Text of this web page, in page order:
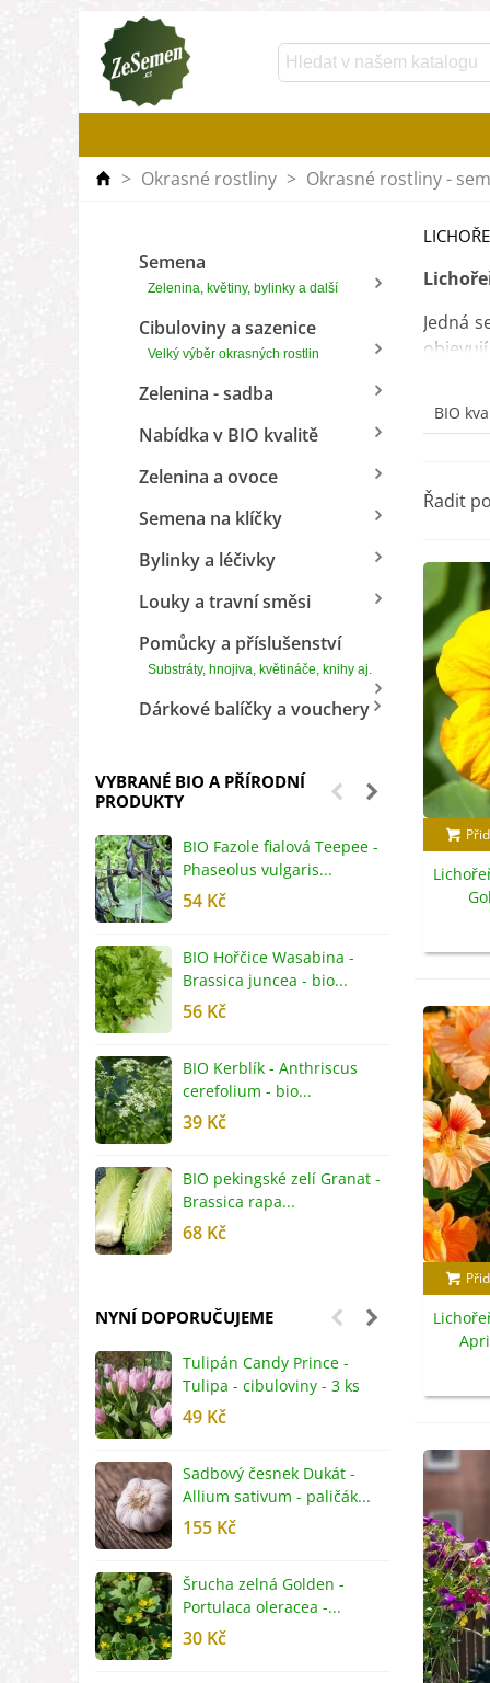
> Okrasné rostliny > Okrasné rostliny -
Semena
Zelenina, květiny, bylinky a další
Cibuloviny a sazenice
Velký výběr okrasných rostlin
Zelenina - sadba
Nabídka v BIO kvalitě
Zelenina a ovoce
Semena na klíčky
Bylinky a léčivky
Louky a travní směsi
Pomůcky a příslušenství
Substráty, hnojiva, květináče, knihy aj.
Dárkové balíčky a vouchery
VYBRANÉ BIO A PŘÍRODNÍ
PRODUKTY
BIO Fazole fialová Teepee -
Phaseolus vulgaris...
54 Kč
BIO Hořčice Wasabina -
Brassica juncea - bio...
56 Kč
BIO Kerblík - Anthriscus
cerefolium - bio...
39 Kč
BIO pekingské zelí Granat -
Brassica rapa...
68 Kč
NYNÍ DOPORUČUJEME
Tulipán Candy Prince -
Tulipa - cibuloviny - 3 ks
49 Kč
Sadbový česnek Dukát -
Allium sativum - paličák...
155 Kč
Šrucha zelná Golden -
Portulaca oleracea -...
30 Kč
Jedná
objevují
léčbě
BIO
Řadit